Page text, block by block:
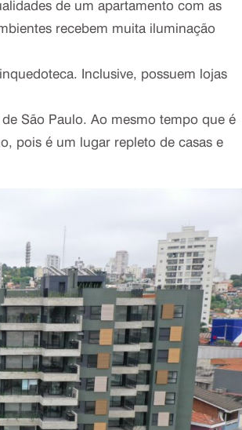
de um apartamento com as
recebem muita iluminação
Inclusive, possuem lojas
São Paulo. Ao mesmo tempo que é
pois é um lugar repleto de casas e